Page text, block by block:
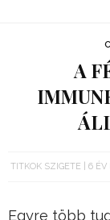
A
TITKOK SZIGETE 6 ÉV
Egyre több